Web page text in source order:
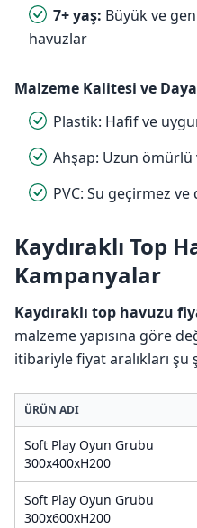
7+ yaş: Büyük ve
havuzlar
Malzeme Kalitesi ve
Plastik: Hafif ve
Ahşap: Uzun ömürlü
PVC: Su geçirmez
Kaydıraklı Top
Kampanyalar
Kaydıraklı top havuzu
malzeme yapısına göre
itibariyle fiyat aralıkları şu
ÜRÜN ADI
Soft Play Oyun Grubu
300x400xH200
Soft Play Oyun Grubu
300x600xH200